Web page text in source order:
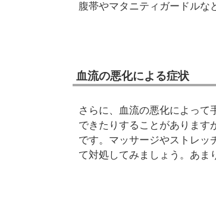
腹帯やマタニティガードルな
血流の悪化による症状
さらに、血流の悪化によって
できたりすることがあります
です。マッサージやストレッ
て対処してみましょう。あま